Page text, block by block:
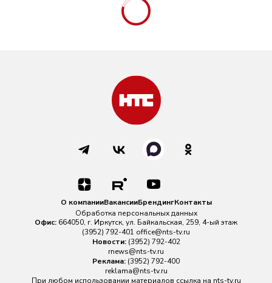
О компанииВакансииБрендингКонтакты
Обработка персональных данных
Офис: 664050, г. Иркутск, ул. Байкальская, 259, 4-ый этаж
(3952) 792-401 office@nts-tv.ru
Новости: (3952) 792-402
rnews@nts-tv.ru
Реклама: (3952) 792-400
reklama@nts-tv.ru
При любом использовании материалов ссылка на nts-tv.ru